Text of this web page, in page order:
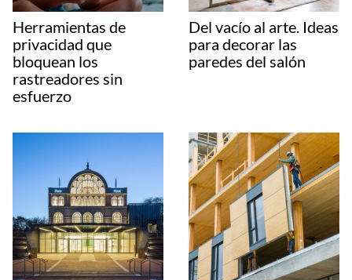
Herramientas de
privacidad que
bloquean los
rastreadores sin
esfuerzo
Del vacío al arte. Ideas
para decorar las
paredes del salón